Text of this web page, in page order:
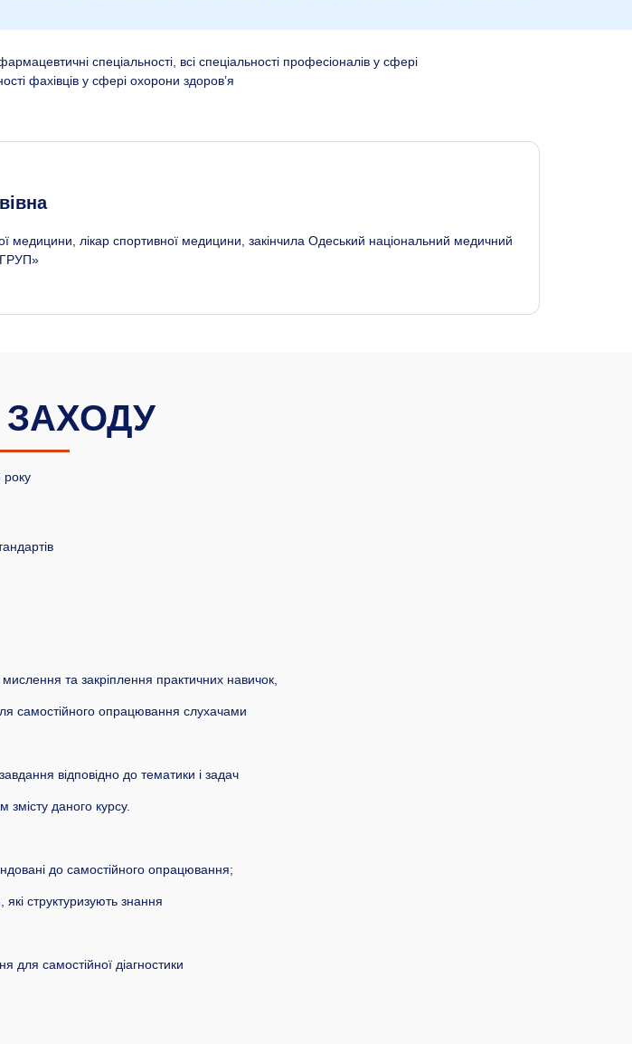
спеціальності, всі спеціальності професіоналів у сфері
фахівців у сфері охорони здоров’я
медицини, лікар спортивної медицини, закінчила Одеський національний медичний
ГРУП»
року
та закріплення практичних навичок,
самостійного опрацювання слухачами
відповідно до тематики і задач
змісту даного курсу.
до самостійного опрацювання;
структуризують знання
для самостійної діагностики